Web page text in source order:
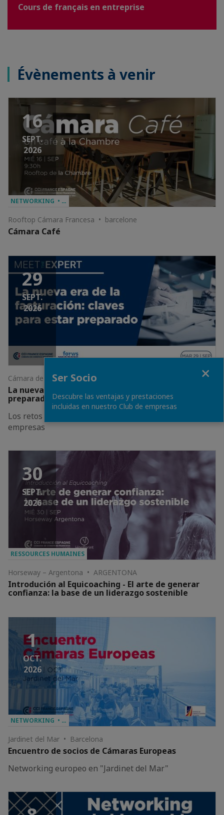
Cours de français en entreprise
Évènements à venir
16
SEPT.
2026
NETWORKING • …
Rooftop Cámara Francesa • barcelone
Cámara Café
29
SEPT.
2026
Cámara de Comercio Francesa • Barcelona
La nueva era de la facturación: claves para estar
preparado
Los retos fiscales, tecnológicos y organizativos para las
empresas
30
SEPT.
2026
RESSOURCES HUMAINES
Horseway – Argentona • ARGENTONA
Introdución al Equicoaching - El arte de generar
confianza: la base de un liderazgo sostenible
1
OCT.
2026
NETWORKING • …
Jardinet del Mar • Barcelona
Encuentro de socios de Cámaras Europeas
Networking europeo en "Jardinet del Mar"
Ser Socio
Descubre las ventajas y prestaciones
incluidas en nuestro Club de empresas